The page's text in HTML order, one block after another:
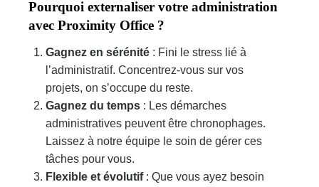
Pourquoi externaliser votre administration
avec Proximity Office ?
Gagnez en sérénité : Fini le stress lié à
l’administratif. Concentrez-vous sur vos
projets, on s’occupe du reste.
Gagnez du temps : Les démarches
administratives peuvent être chronophages.
Laissez à notre équipe le soin de gérer ces
tâches pour vous.
Flexible et évolutif: Que vous ayez besoin